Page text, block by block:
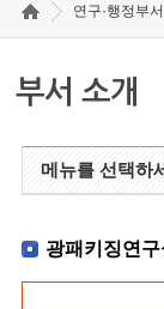
연구·행정부서
부서 소개
메뉴를 선택하
광패키징연구